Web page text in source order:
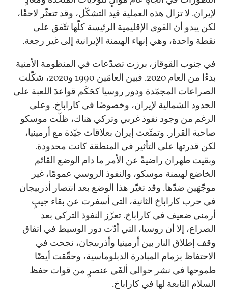
لإيران. لا تزال هذه العملية قيد التشكّل، وقد تتعثّر لاحقًا،
لكن يبدو أن القوى الإقليمية الرئيسة كلّها تتّفق على
نقطة واحدة، وهي إنهاء الهيمنة الإيرانية إلى غير رجعة.
في جنوب القوقاز، برزت تصدّعات في المنظومة الأمنية
بدءًا من العام 2020. فبين العامَين 1990 و2020، شكّلت
الصراعات المجمّدة ودور روسيا كحَكَم قواعدَ اللعبة على
الحدود الشمالية لإيران، وخصوصًا في كاراباخ. وعلى
الرغم من وجود نفوذ غربي وتركي هناك، ظلّت موسكو
صاحبة القرار. وتمتّعت إيران بعلاقات جيّدة مع أرمينيا،
لكن قدرتها على التأثير في المنطقة كانت محدودة.
وبقيت طهران راضيةً عن الأمر ما دام الوضع القائم
الخاضع لهيمنة موسكو، والنفوذ الروسي عمومًا، غير
موجّهَين ضدّها. وقد تغيّر هذا الوضع بعد انتصار أذربيجان
في حرب كاراباخ الثانية، التي أسفرت عن بقاء جيبٍ
أرمني ضعيف في كاراباخ. تعزّز النفوذ التركي بعد
الصراع، إلا أن روسيا، التي أدّت دور الوسيط في اتفاق
وقف إطلاق النار بين أرمينيا وأذربيجان، نجحت في
الاحتفاظ بزمام المبادرة الدبلوماسية، وحقّقت أيضًا
طموحها في نشر حوالى ألفَي عنصر ٍ من قوات حفظ
السلام التابعة لها في كاراباخ.